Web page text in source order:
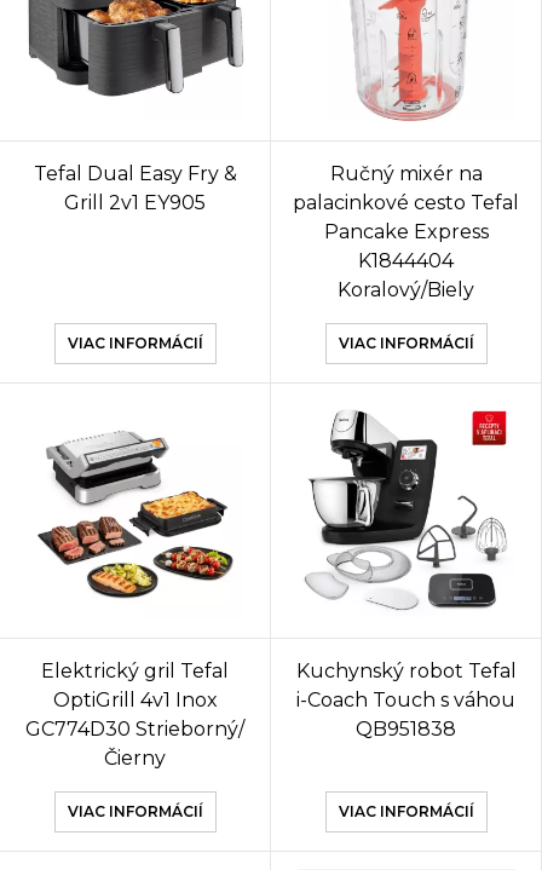
Tefal Dual Easy Fry &
Grill 2v1 EY905
VIAC INFORMÁCIÍ
Ručný mixér na
palacinkové cesto Tefal
Pancake Express
K1844404
Koralový/Biely
VIAC INFORMÁCIÍ
Elektrický gril Tefal
OptiGrill 4v1 Inox
GC774D30 Strieborný/
Čierny
VIAC INFORMÁCIÍ
Kuchynský robot Tefal
i-Coach Touch s váhou
QB951838
VIAC INFORMÁCIÍ